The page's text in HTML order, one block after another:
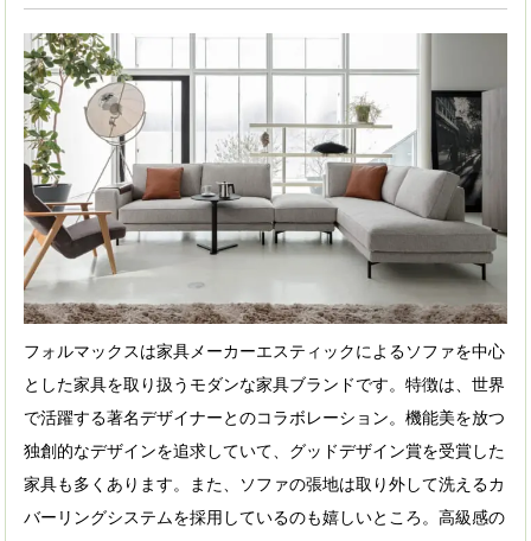
フォルマックスは家具メーカーエスティックによるソファを中心
とした家具を取り扱うモダンな家具ブランドです。特徴は、世界
で活躍する著名デザイナーとのコラボレーション。機能美を放つ
独創的なデザインを追求していて、グッドデザイン賞を受賞した
家具も多くあります。また、ソファの張地は取り外して洗えるカ
バーリングシステムを採用しているのも嬉しいところ。高級感の